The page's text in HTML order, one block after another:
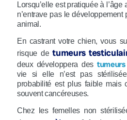
Lorsqu’elle est pratiquée à
n’entrave pas le
animal.
En castrant votre chien, vous
risque detumeurs
deux développera des
vie si elle n’est pas
probabilité est plus faible mais
souvent cancéreuses.
Chez les femelles non